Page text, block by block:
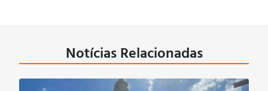
Notícias Relacionadas